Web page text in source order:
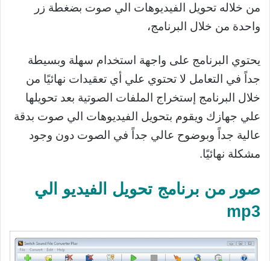
من خلاله تحويل الفيديوهات الي صوت بضغطة زر
واحدة من خلال البرنامج،
يحتوي البرنامج على واجهة استخدام سهلة وبسيطة
جداً في التعامل لا تحتوي علي أي تعقيدات نهائيًا من
خلال البرنامج إستخراج الملفات الصوتية بعد تحويلها
علي جهازك ويقوم بتحويل الفيديوهات الي صوت بدقة
عالية جداً وبوضوح عالي جداً في الصوت دون وجود
مشكلة نهائيًا.
صور من برنامج تحويل الفيديو الي
mp3